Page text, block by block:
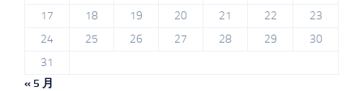
17
18 19 20 21 22
23
24
25 26 27 28 29
30
31
« 5 月